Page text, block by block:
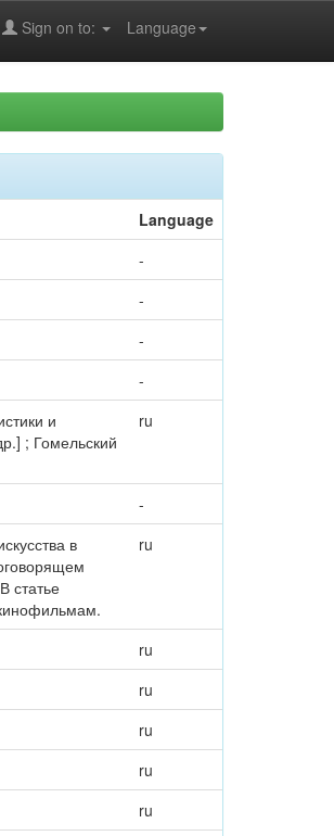
Language
Sign on to:
Language
-
-
-
-
и
; Гомельский
ru
-
в
статье
ru
ru
ru
ru
ru
ru